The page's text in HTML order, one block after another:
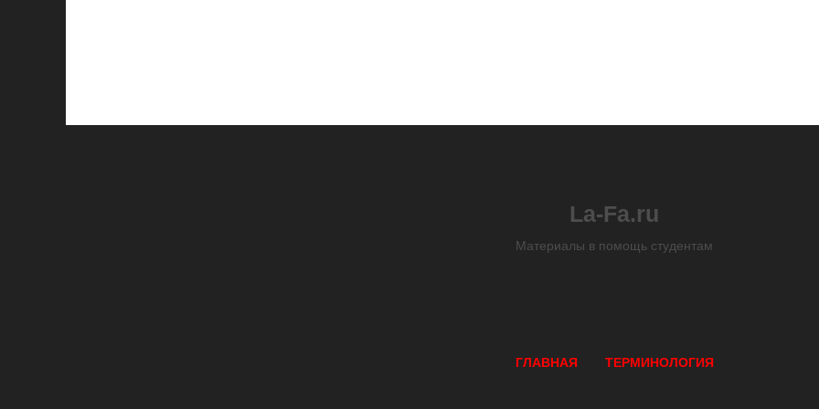
La-Fa.ru
Материалы в помощь студентам
ГЛАВНАЯ ТЕРМИНОЛОГИЯ